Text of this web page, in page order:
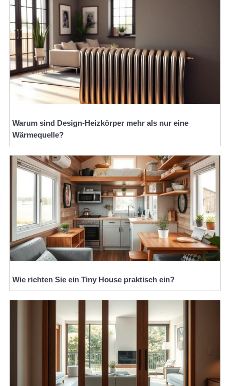
Warum sind Design-Heizkörper mehr als nur eine
Wärmequelle?
Wie richten Sie ein Tiny House praktisch ein?